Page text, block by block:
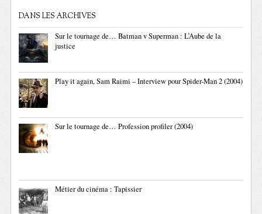
DANS LES ARCHIVES
Sur le tournage de… Batman v Superman : L’Aube de la
justice
Play it again, Sam Raimi – Interview pour Spider-Man 2 (2004)
Sur le tournage de… Profession profiler (2004)
Métier du cinéma : Tapissier